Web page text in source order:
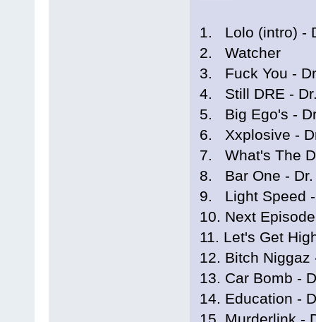
1. Lolo (intro) -
2. Watcher
3. Fuck You -
4. Still DRE -
5. Big Ego's -
6. Xxplosive -
7. What's The
8. Bar One - Dr.
9. Light Speed -
10. Next
11. Let's Get
12. Bitch Niggaz
13. Car Bomb -
14. Education -
15. Murderlink -